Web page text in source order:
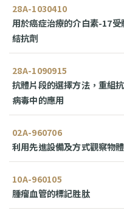
28A-1030410
用於癌症治療的介白素-17
結抗劑
28A-1090915
抗體片段的選擇方法，重組
病毒中的應用
02A-960706
利用先進設備及方式觀察物
10A-960105
腫瘤血管的標記胜肽